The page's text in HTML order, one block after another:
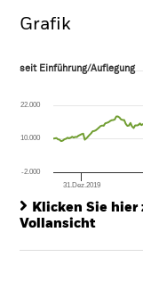
Grafik
seit Einführung/
The chart has 1 X
The chart has 1 Y axis
seit Einführung/Auflegung
31.Dez.2019
-2.000
10.000
22.000
Klicken Sie hier
Vollansicht